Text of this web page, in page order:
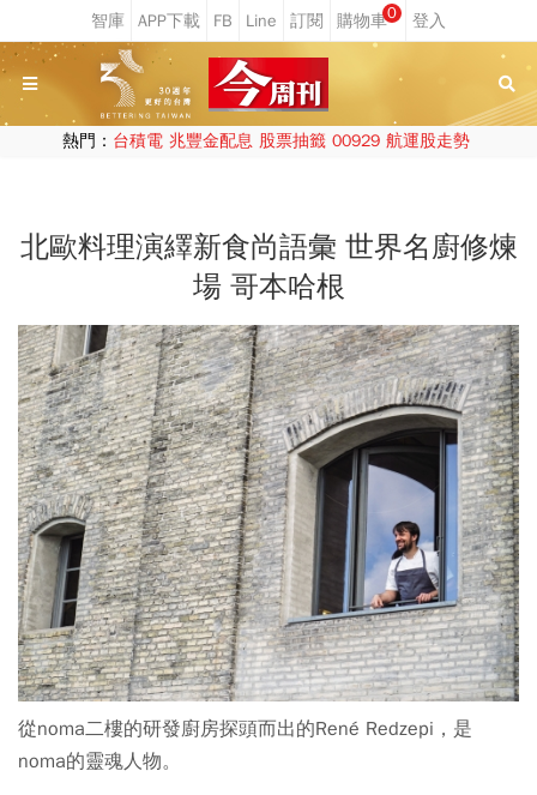
0
熱門： 台積電 兆豐金配息 股票抽籤 00929 航運股走勢
北歐料理演繹新食尚語彙 世界名廚修煉
場 哥本哈根
從noma二樓的研發廚房探頭而出的René Redzepi，是
noma的靈魂人物。